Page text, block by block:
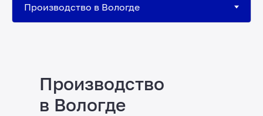
Производство
в Вологде